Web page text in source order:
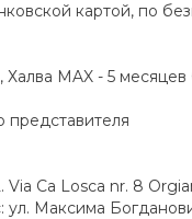
картой, по
MAX - 5 месяцев
представителя
Via Ca Losca nr. 8
Максима